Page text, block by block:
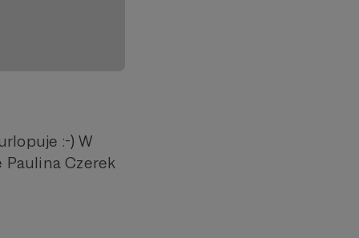
:-) W
Czerek